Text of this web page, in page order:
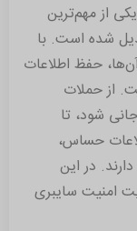
از مهم‌ترین
شده است. با
حفظ اطلاعات
از حملات
شود، تا
حساس،
در این
امنیت سایبری